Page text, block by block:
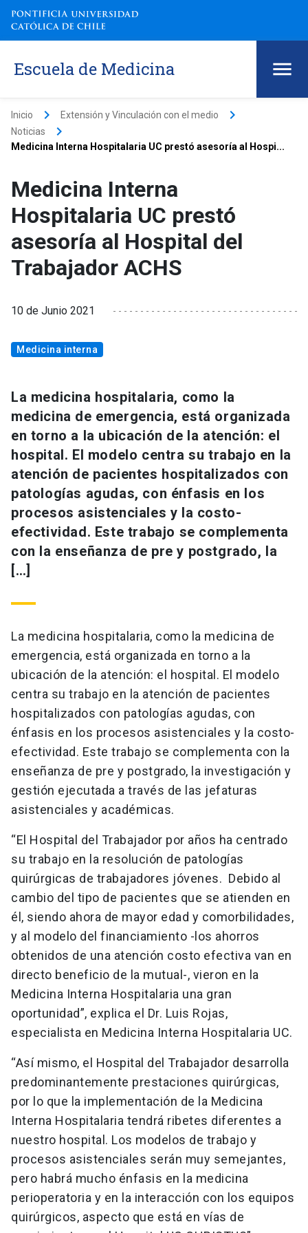
Escuela de Medicina
Inicio keyboard_arrow_right Extensión y Vinculación con el medio keyboard_arrow_right
Noticias keyboard_arrow_right
Medicina Interna Hospitalaria UC prestó asesoría al Hospi...
Medicina Interna
Hospitalaria UC prestó
asesoría al Hospital del
Trabajador ACHS
10 de Junio 2021
Medicina interna
La medicina hospitalaria, como la
medicina de emergencia, está organizada
en torno a la ubicación de la atención: el
hospital. El modelo centra su trabajo en la
atención de pacientes hospitalizados con
patologías agudas, con énfasis en los
procesos asistenciales y la costo-
efectividad. Este trabajo se complementa
con la enseñanza de pre y postgrado, la
[…]
La medicina hospitalaria, como la medicina de
emergencia, está organizada en torno a la
ubicación de la atención: el hospital. El modelo
centra su trabajo en la atención de pacientes
hospitalizados con patologías agudas, con
énfasis en los procesos asistenciales y la costo-
efectividad. Este trabajo se complementa con la
enseñanza de pre y postgrado, la investigación y
gestión ejecutada a través de las jefaturas
asistenciales y académicas.
“El Hospital del Trabajador por años ha centrado
su trabajo en la resolución de patologías
quirúrgicas de trabajadores jóvenes. Debido al
cambio del tipo de pacientes que se atienden en
él, siendo ahora de mayor edad y comorbilidades,
y al modelo del financiamiento -los ahorros
obtenidos de una atención costo efectiva van en
directo beneficio de la mutual-, vieron en la
Medicina Interna Hospitalaria una gran
oportunidad”, explica el Dr. Luis Rojas,
especialista en Medicina Interna Hospitalaria UC.
“Así mismo, el Hospital del Trabajador desarrolla
predominantemente prestaciones quirúrgicas,
por lo que la implementación de la Medicina
Interna Hospitalaria tendrá ribetes diferentes a
nuestro hospital. Los modelos de trabajo y
procesos asistenciales serán muy semejantes,
pero habrá mucho énfasis en la medicina
perioperatoria y en la interacción con los equipos
quirúrgicos, aspecto que está en vías de